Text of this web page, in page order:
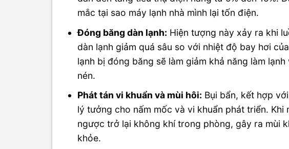
mắc tại sao máy lạnh nhà mình lại tốn điện.
Đóng băng dàn lạnh: Hiện tượng này xảy ra khi
dàn lạnh giảm quá sâu so với nhiệt độ bay hơi
lạnh bị đóng băng sẽ làm giảm khả năng làm
nén.
Phát tán vi khuẩn và mùi hôi: Bụi bẩn, kết hợp
lý tưởng cho nấm mốc và vi khuẩn phát triển.
ngược trở lại không khí trong phòng, gây ra mùi
khỏe.